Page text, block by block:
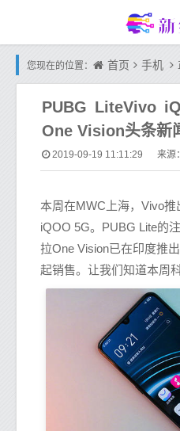
您现在的位置： 首页 手机
PUBG LiteVivo
One Vision头条新
2019-09-19 11:11:29 来源
本周在MWC上海，Vivo
iQOO 5G。PUBG Lite的
拉One Vision已在印度推
起销售。让我们知道本周